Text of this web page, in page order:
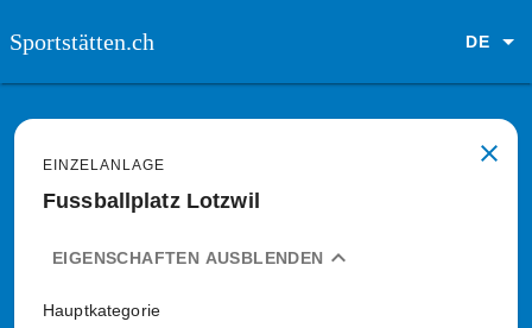
Sportstätten.ch DE
close
EINZELANLAGE
Fussballplatz Lotzwil
expand_less
EIGENSCHAFTEN AUSBLENDEN
Hauptkategorie